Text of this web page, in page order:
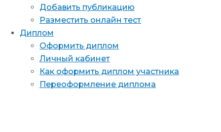
Добавить публикацию
Разместить онлайн тест
Диплом
Оформить диплом
Личный кабинет
Как оформить диплом участника
Переоформление диплома